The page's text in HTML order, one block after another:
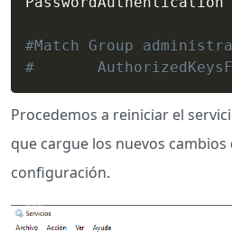
#Match Group
#
Procedemos a reiniciar el
que cargue los nuevos
configuración.